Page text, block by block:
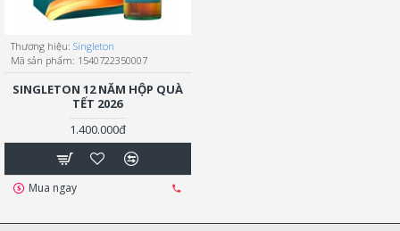
Thương hiệu: Singleton
Mã sản phẩm: 1540722350007
SINGLETON 12 NĂM HỘP QUÀ
TẾT 2026
1.400.000đ
Mua ngay